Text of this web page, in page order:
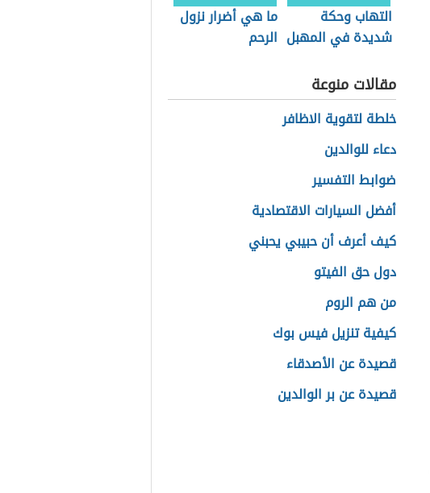
التهاب وحكة
شديدة في المهبل
ما هي أضرار نزول
الرحم
مقالات منوعة
خلطة لتقوية الاظافر
دعاء للوالدين
ضوابط التفسير
أفضل السيارات الاقتصادية
كيف أعرف أن حبيبي يحبني
دول حق الفيتو
من هم الروم
كيفية تنزيل فيس بوك
قصيدة عن الأصدقاء
قصيدة عن بر الوالدين